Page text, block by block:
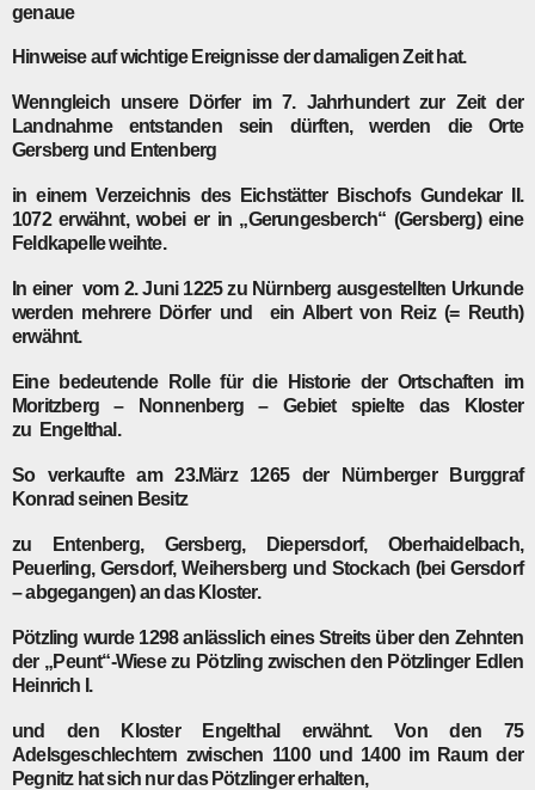
genaue
Hinweise auf wichtige Ereignisse der damaligen Zeit hat.
Wenngleich unsere Dörfer im 7. Jahrhundert zur Zeit der
Landnahme entstanden sein dürften, werden die Orte
Gersberg und Entenberg
in einem Verzeichnis des Eichstätter Bischofs Gundekar II.
1072 erwähnt, wobei er in „Gerungesberch“ (Gersberg) eine
Feldkapelle weihte.
In einer vom 2. Juni 1225 zu Nürnberg ausgestellten Urkunde
werden mehrere Dörfer und ein Albert von Reiz (= Reuth)
erwähnt.
Eine bedeutende Rolle für die Historie der Ortschaften im
Moritzberg – Nonnenberg – Gebiet spielte das Kloster
zu Engelthal.
So verkaufte am 23.März 1265 der Nürnberger Burggraf
Konrad seinen Besitz
zu Entenberg, Gersberg, Diepersdorf, Oberhaidelbach,
Peuerling, Gersdorf, Weihersberg und Stockach (bei Gersdorf
– abgegangen) an das Kloster.
Pötzling wurde 1298 anlässlich eines Streits über den Zehnten
der „Peunt“-Wiese zu Pötzling zwischen den Pötzlinger Edlen
Heinrich I.
und den Kloster Engelthal erwähnt. Von den 75
Adelsgeschlechtern zwischen 1100 und 1400 im Raum der
Pegnitz hat sich nur das Pötzlinger erhalten,